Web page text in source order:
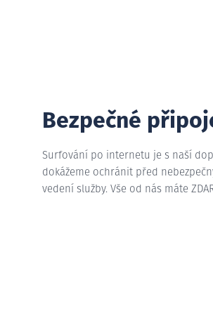
Bezpečné
Surfování po internetu je s naší
dokážeme ochránit před
vedení služby. Vše od nás máte